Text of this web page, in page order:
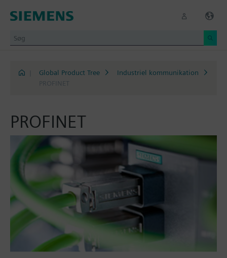
Global Product Tree
Industriel kommunikation
PROFINET
PROFINET